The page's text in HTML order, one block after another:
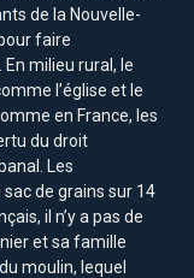
de la Nouvelle-
faire
milieu rural, le
l’église et le
en France, les
du droit
Les
de grains sur 14
il n’y a pas de
et sa famille
moulin, lequel